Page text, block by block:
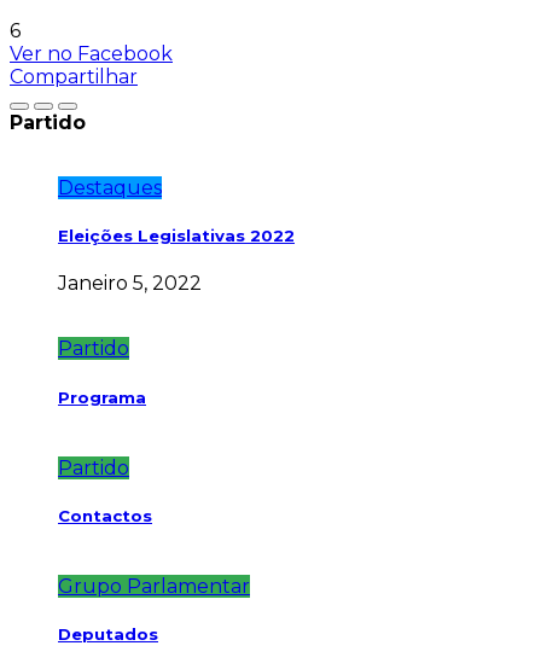
6
Ver no Facebook
Compartilhar
Partido
Destaques
Eleições Legislativas 2022
Janeiro 5, 2022
Partido
Programa
Partido
Contactos
Grupo Parlamentar
Deputados